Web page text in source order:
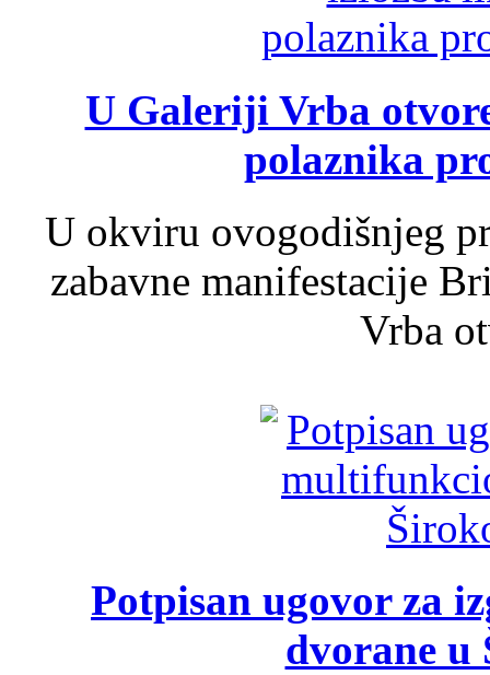
U Galeriji Vrba
polaznika
U okviru ovogodišnjeg
zabavne manifestacije
Vrba
Potpisan ugovor za
dvorane u